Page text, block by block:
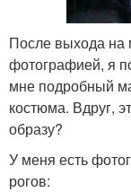
После выхода на
фотографией, я
мне подробный
костюма. Вдруг,
образу?
У меня есть
рогов: